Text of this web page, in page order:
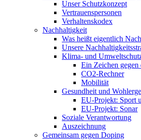
Unser Schutzkonzept
Vertrauenspersonen
Verhaltenskodex
Nachhaltigkeit
Was heißt eigentlich
Unsere
Klima- und
Ein Zeichen gegen
CO2-Rechner
Mobilität
Gesundheit und
EU-Projekt: Sport
EU-Projekt: Sonar
Soziale Verantwortung
Auszeichnung
Gemeinsam gegen Doping